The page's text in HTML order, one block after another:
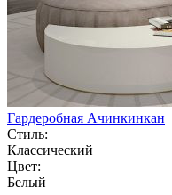
Гардеробная Ачинкинкан
Стиль:
Классический
Цвет:
Белый